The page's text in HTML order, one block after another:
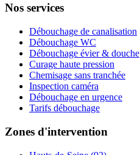
Nos services
Débouchage de canalisation
Débouchage WC
Débouchage évier & douche
Curage haute pression
Chemisage sans tranchée
Inspection caméra
Débouchage en urgence
Tarifs débouchage
Zones d'intervention